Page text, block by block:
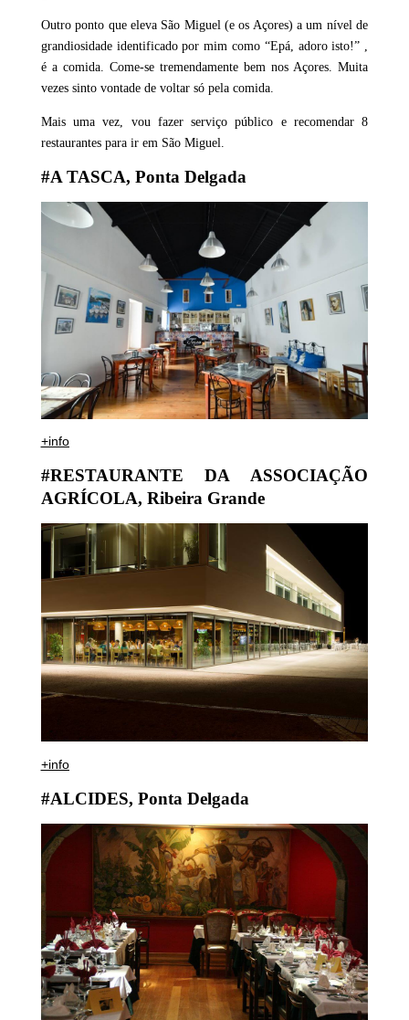
Outro ponto que eleva São Miguel (e os Açores) a um nível de
grandiosidade identificado por mim como “Epá, adoro isto!” ,
é a comida. Come-se tremendamente bem nos Açores. Muita
vezes sinto vontade de voltar só pela comida.
Mais uma vez, vou fazer serviço público e recomendar 8
restaurantes para ir em São Miguel.
#A TASCA, Ponta Delgada
+info
#RESTAURANTE DA ASSOCIAÇÃO
AGRÍCOLA, Ribeira Grande
+info
#ALCIDES, Ponta Delgada